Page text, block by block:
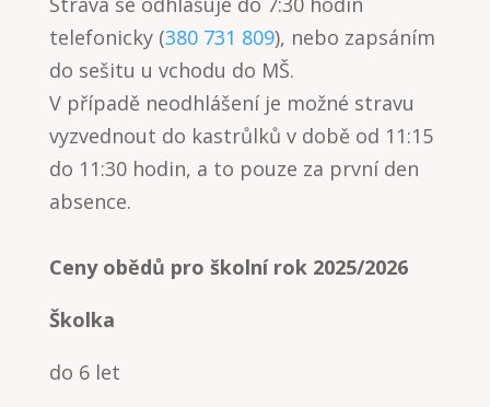
telefonicky (380 731 809), nebo zapsáním
do sešitu u vchodu do MŠ.
V případě neodhlášení je možné stravu
vyzvednout do kastrůlků v době od 11:15
do 11:30 hodin, a to pouze za první den
absence.
Ceny obědů pro školní rok 2025/2026
Školka
do 6 let